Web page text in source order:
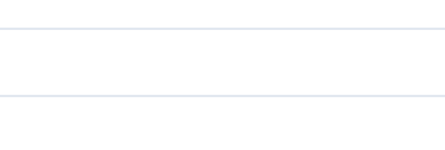
тривожаться через зростання трагедій